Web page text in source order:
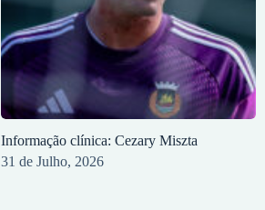
Informação clínica: Cezary Miszta
31 de Julho, 2026